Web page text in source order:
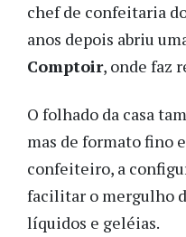
chef de confeitaria
anos depois abriu
Comptoir, onde faz
O folhado da casa
mas de formato fino
confeiteiro, a
facilitar o mergulho
líquidos e geléias.